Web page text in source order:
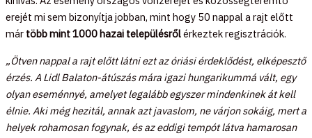
erejét mi sem bizonyítja jobban, mint hogy 50 nappal a rajt előtt
már több mint 1000 hazai településrőlérkeztek regisztrációk.
„Ötven nappal a rajt előtt látni ezt az óriási érdeklődést, elképesztő
érzés. A Lidl Balaton-átúszás mára igazi hungarikummá vált, egy
olyan eseménnyé, amelyet legalább egyszer mindenkinek át kell
élnie. Aki még hezitál, annak azt javaslom, ne várjon sokáig, mert a
helyek rohamosan fogynak, és az eddigi tempót látva hamarosan